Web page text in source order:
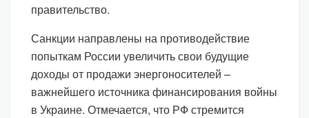
правительство.
Санкции направлены на противодействие
попыткам России увеличить свои будущие
доходы от продажи энергоносителей –
важнейшего источника финансирования войны
в Украине. Отмечается, что РФ стремится